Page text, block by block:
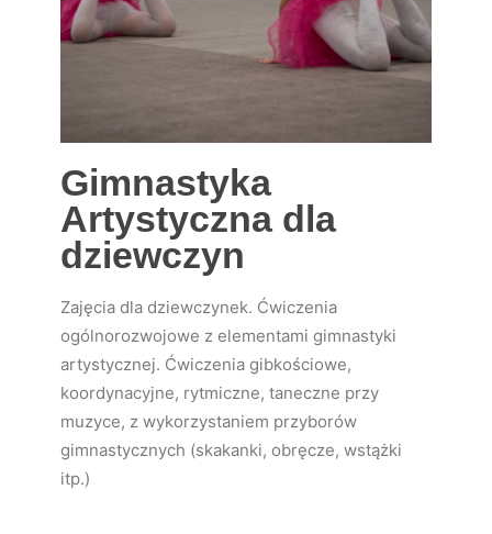
Gimnastyka
Artystyczna dla
dziewczyn
Zajęcia dla dziewczynek. Ćwiczenia
ogólnorozwojowe z elementami gimnastyki
artystycznej. Ćwiczenia gibkościowe,
koordynacyjne, rytmiczne, taneczne przy
muzyce, z wykorzystaniem przyborów
gimnastycznych (skakanki, obręcze, wstążki
itp.)